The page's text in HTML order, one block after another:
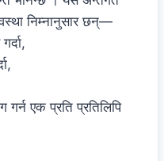
निम्नानुसार छन्—
गर्न एक प्रति प्रतिलिपि